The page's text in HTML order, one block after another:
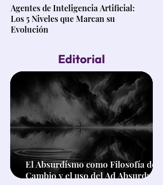
Agentes de Inteligencia Artificial:
Los 5 Niveles que Marcan su
Evolución
Editorial
El Absurdísmo como Filosofía de
Cambio y el uso del Ad Absurdum